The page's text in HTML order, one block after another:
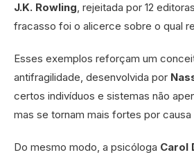
J.K. Rowling , rejeitada por 12
fracasso foi o alicerce sobre o qual
Esses exemplos reforçam um
antifragilidade, desenvolvida por
certos indivíduos e sistemas não
mas se tornam mais fortes por causa
Do mesmo modo, a psicóloga Carol